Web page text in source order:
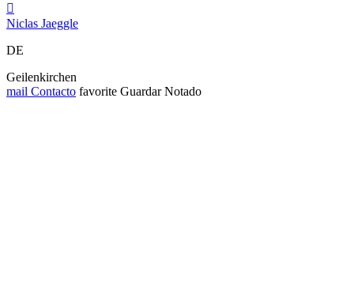

Niclas Jaeggle
DE
Geilenkirchen
mail Contacto favorite Guardar Notado